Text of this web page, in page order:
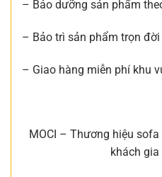
– Bảo dưỡng sản phẩm
– Bảo trì sản phẩm trọn đời
– Giao hàng miễn phí khu
MOCI – Thương hiệu
khách